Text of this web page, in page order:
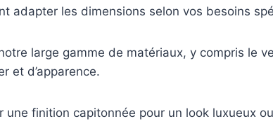
adapter les dimensions selon vos besoins
large gamme de matériaux, y compris le
et d’apparence.
une finition capitonnée pour un look luxueux